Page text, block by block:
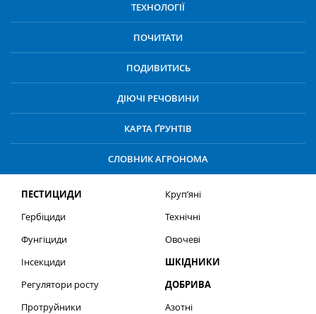
ТЕХНОЛОГІЇ
ПОЧИТАТИ
ПОДИВИТИСЬ
ДІЮЧІ РЕЧОВИНИ
КАРТА ҐРУНТІВ
СЛОВНИК АГРОНОМА
ПЕСТИЦИДИ
Гербіциди
Фунгіциди
Інсекциди
Регулятори росту
Протруйники
Круп’яні
Технічні
Овочеві
ШКІДНИКИ
ДОБРИВА
Азотні